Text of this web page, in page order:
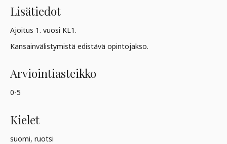
Lisätiedot
Ajoitus 1. vuosi KL1.
Kansainvälistymistä edistävä opintojakso.
Arviointiasteikko
0-5
Kielet
suomi, ruotsi